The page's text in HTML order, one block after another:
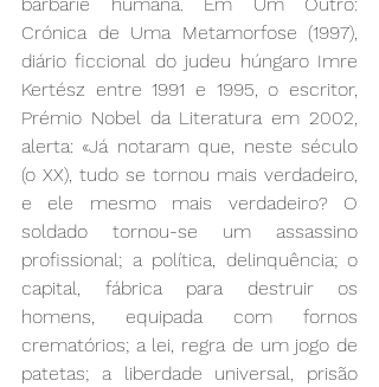
barbárie humana. Em Um Outro:
Crónica de Uma Metamorfose (1997),
diário ficcional do judeu húngaro Imre
Kertész entre 1991 e 1995, o escritor,
Prémio Nobel da Literatura em 2002,
alerta: «Já notaram que, neste século
(o XX), tudo se tornou mais verdadeiro,
e ele mesmo mais verdadeiro? O
soldado tornou-se um assassino
profissional; a política, delinquência; o
capital, fábrica para destruir os
homens, equipada com fornos
crematórios; a lei, regra de um jogo de
patetas; a liberdade universal, prisão